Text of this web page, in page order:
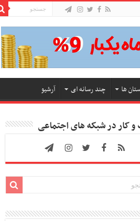
ها چند رسانه ای آرشیو
کار در شبکه های اجتماعی